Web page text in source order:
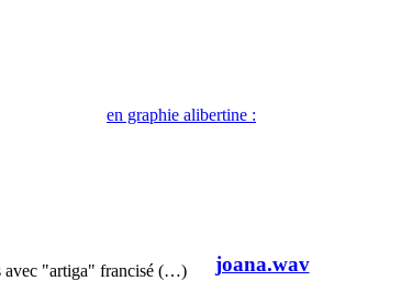
en graphie alibertine :
avec "artiga" francisé (…)
joana.wav